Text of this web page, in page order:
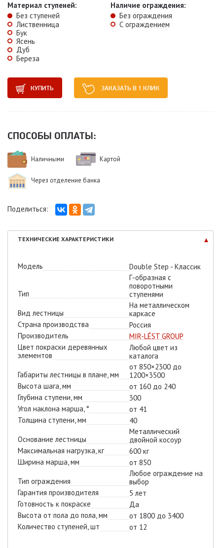
Материал ступеней:
Без ступеней
Лиственница
Бук
Ясень
Дуб
Береза
Наличие ограждения:
Без ограждения
С ограждением
КУПИТЬ ЗАКАЗАТЬ В 1 КЛИК
СПОСОБЫ ОПЛАТЫ:
Наличными Картой
Через отделение банка
Поделиться:
ТЕХНИЧЕСКИЕ ХАРАКТЕРИСТИКИ
Модель Double Step - Классик
Тип
Г-образная с
поворотными
ступенями
Вид лестницы
На металлическом
каркасе
Страна производства
Россия
Производитель
MIR-LÉST GROUP
Цвет покраски деревянных
элементов
Любой цвет из
каталога
Габариты лестницы в плане, мм
от 850×2300 до
1200×3500
Высота шага, мм
от 160 до 240
Глубина ступени, мм
300
Угол наклона марша, °
от 41
Толщина ступени, мм
40
Основание лестницы
Металлический
двойной косоур
Максимальная нагрузка, кг
600 кг
Ширина марша, мм
от 850
Тип ограждения
Любое ограждение на
выбор
Гарантия производителя
5 лет
Готовность к покраске
Да
Высота от пола до пола, мм
от 1800 до 3400
Количество ступеней, шт
от 12